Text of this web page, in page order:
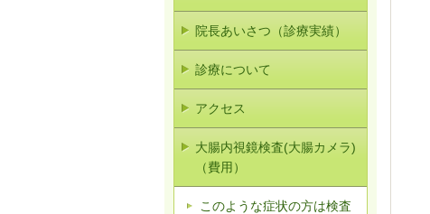
院長あいさつ（診療実績）
診療について
アクセス
大腸内視鏡検査(大腸カメラ)
（費用）
このような症状の方は検査